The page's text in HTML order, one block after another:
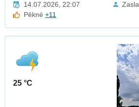
14.07.2026, 22:07
Pěkné+11
25 °C